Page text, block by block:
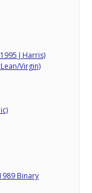
J Harris)
Virgin)
Binary